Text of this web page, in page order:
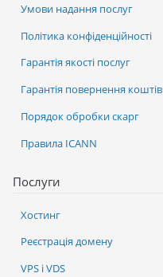
Послуги
Хостинг
Реєстрація домену
VPS і VDS
Умови надання послуг
Політика конфіденційності
Гарантія якості послуг
Гарантія повернення коштів
Порядок обробки скарг
Правила ICANN